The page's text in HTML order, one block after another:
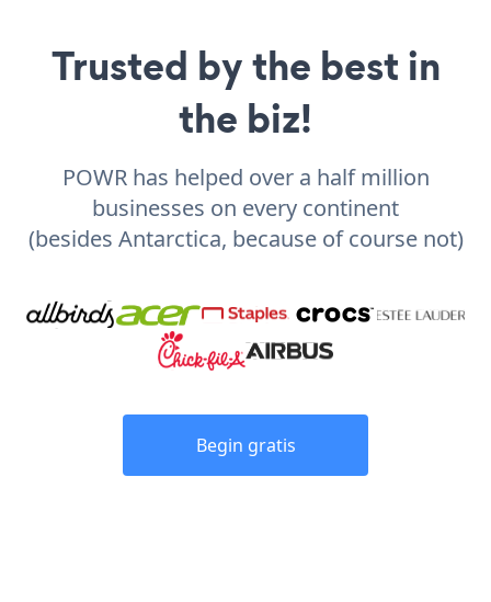
Trusted by the best in
the biz!
POWR has helped over a half million
businesses on every continent
(besides Antarctica, because of course not)
Begin gratis